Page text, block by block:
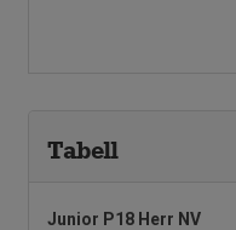
Tabell
Junior P18 Herr NV